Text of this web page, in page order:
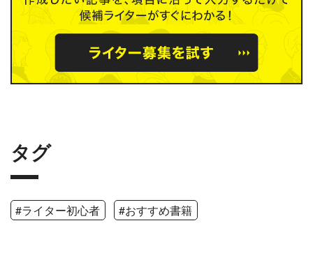
タグ
#ライター初心者 #おすすめ書籍